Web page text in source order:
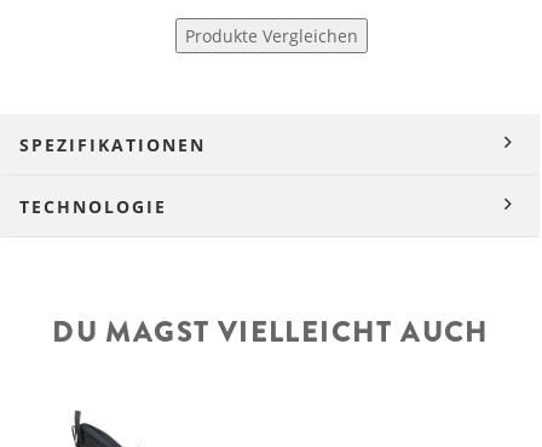
Produkte Vergleichen
SPEZIFIKATIONEN
TECHNOLOGIE
DU MAGST VIELLEICHT AUCH